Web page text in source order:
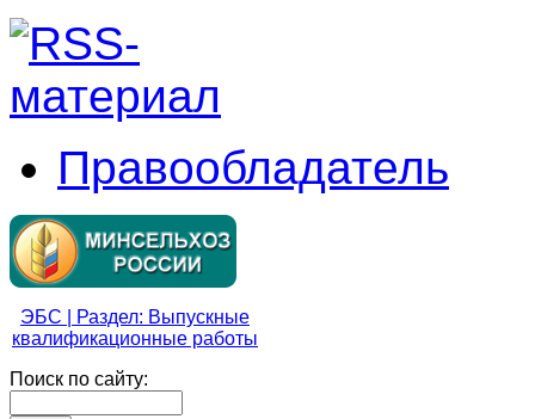
Правообладатель
ЭБС | Раздел: Выпускные
квалификационные работы
Поиск по сайту: